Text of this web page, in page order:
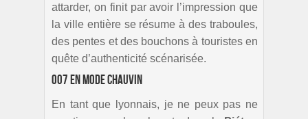
attarder, on finit par avoir l’impression que
la ville entière se résume à des traboules,
des pentes et des bouchons à touristes en
quête d’authenticité scénarisée.
007 en mode chauvin
En tant que lyonnais, je ne peux pas ne